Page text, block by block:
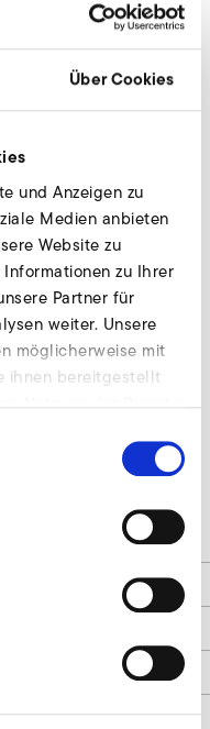
Über Cookies
und Anzeigen zu
Medien anbieten
Website zu
zu Ihrer
Partner für
weiter. Unsere
möglicherweise mit
ihnen bereitgestellt
Jetzt anfragen
11,5